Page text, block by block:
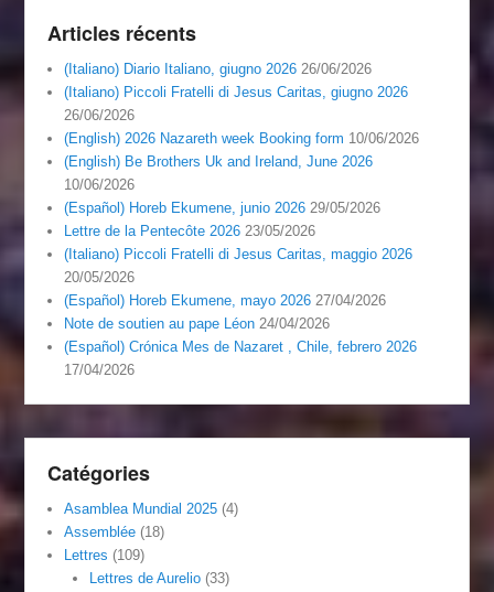
Articles récents
(Italiano) Diario Italiano, giugno 2026 26/06/2026
(Italiano) Piccoli Fratelli di Jesus Caritas, giugno 2026
26/06/2026
(English) 2026 Nazareth week Booking form 10/06/2026
(English) Be Brothers Uk and Ireland, June 2026
10/06/2026
(Español) Horeb Ekumene, junio 2026 29/05/2026
Lettre de la Pentecôte 2026 23/05/2026
(Italiano) Piccoli Fratelli di Jesus Caritas, maggio 2026
20/05/2026
(Español) Horeb Ekumene, mayo 2026 27/04/2026
Note de soutien au pape Léon 24/04/2026
(Español) Crónica Mes de Nazaret , Chile, febrero 2026
17/04/2026
Catégories
Asamblea Mundial 2025 (4)
Assemblée (18)
Lettres (109)
Lettres de Aurelio(33)